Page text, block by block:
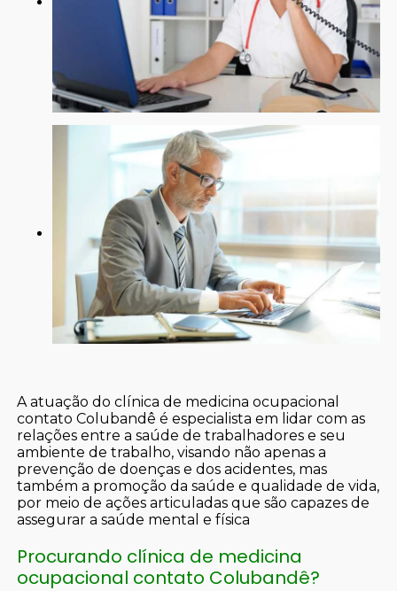
A atuação do clínica de medicina ocupacional
contato Colubandê é especialista em lidar com as
relações entre a saúde de trabalhadores e seu
ambiente de trabalho, visando não apenas a
prevenção de doenças e dos acidentes, mas
também a promoção da saúde e qualidade de vida,
por meio de ações articuladas que são capazes de
assegurar a saúde mental e física
Procurando clínica de medicina
ocupacional contato Colubandê?